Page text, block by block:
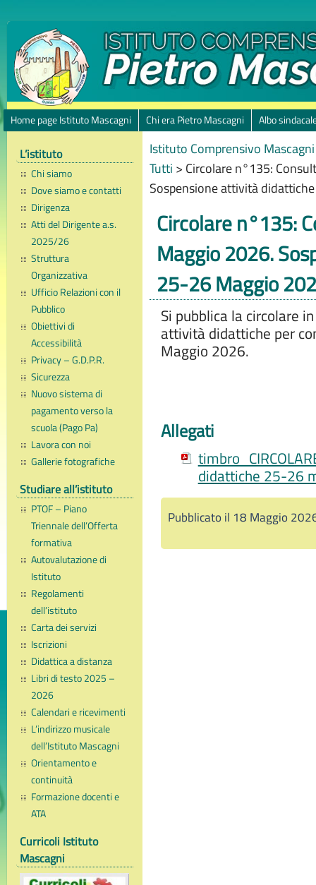
Home page Istituto Mascagni Chi era Pietro Mascagni Albo
L’istituto
Chi siamo
Dove siamo e contatti
Dirigenza
Atti del Dirigente a.s.
2025/26
Struttura
Organizzativa
Ufficio Relazioni con il
Pubblico
Obiettivi di
Accessibilità
Privacy – G.D.P.R.
Sicurezza
Nuovo sistema di
pagamento verso la
scuola (Pago Pa)
Lavora con noi
Gallerie fotografiche
Studiare all’istituto
PTOF – Piano
Triennale dell’Offerta
formativa
Autovalutazione di
Istituto
Regolamenti
dell’istituto
Carta dei servizi
Iscrizioni
Didattica a distanza
Libri di testo 2025 –
2026
Calendari e ricevimenti
L’indirizzo musicale
dell’Istituto Mascagni
Orientamento e
continuità
Formazione docenti e
ATA
Curricoli Istituto
Mascagni
Istituto Comprensivo
Tutti > Circolare n°135:
Sospensione attività
Circolare n°135:
Maggio 2026.
25-26 Maggio
Si pubblica la circolare
attività didattiche per
Maggio 2026.
Allegati
didattiche 25-26
Pubblicato il 18 Maggio